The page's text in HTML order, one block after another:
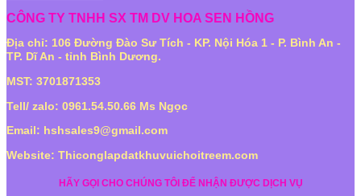
CÔNG TY TNHH SX TM DV HOA SEN HỒNG
Địa chỉ: 106 Đường Đào Sư Tích - KP. Nội Hóa 1 - P. Bình An -
TP. Dĩ An - tỉnh Bình Dương.
MST: 3701871353
Tell/ zalo: 0961.54.50.66 Ms Ngọc
Email: hshsales9@gmail.com
Website: Thiconglapdatkhuvuichoitreem.com
HÃY GỌI CHO CHÚNG TÔI ĐỂ NHẬN ĐƯỢC DỊCH VỤ